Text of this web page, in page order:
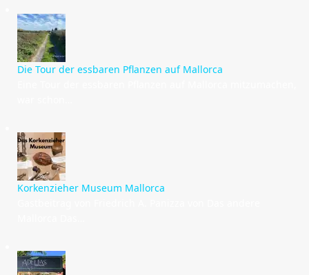
Die Tour der essbaren Pflanzen auf Mallorca
Korkenzieher Museum Mallorca